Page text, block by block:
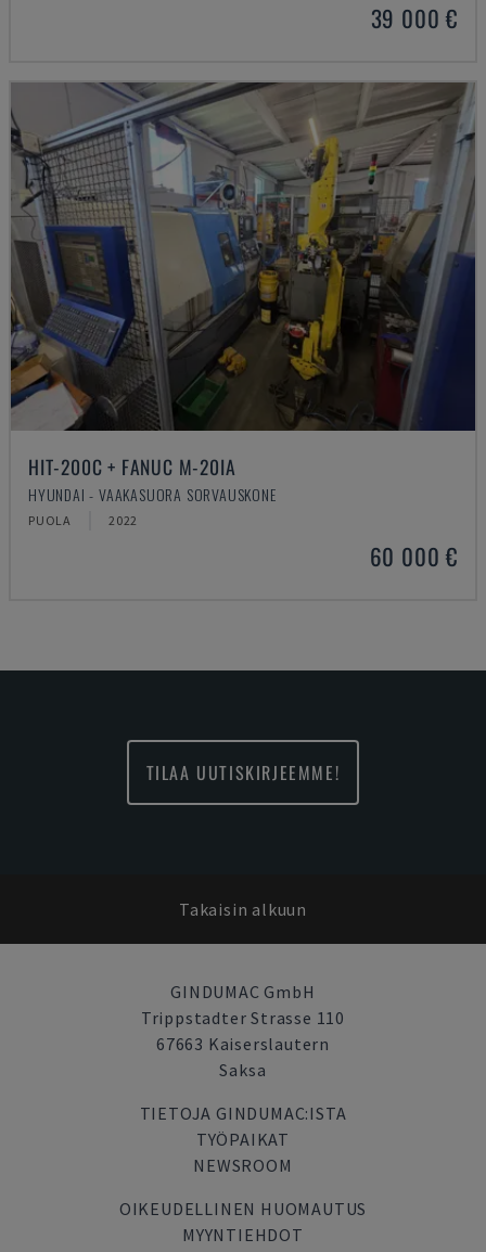
39 000 €
HIT-200C + FANUC M-20IA
HYUNDAI - VAAKASUORA SORVAUSKONE
PUOLA 2022
60 000 €
TILAA UUTISKIRJEEMME!
Takaisin alkuun
GINDUMAC GmbH
Trippstadter Strasse 110
67663 Kaiserslautern
Saksa
TIETOJA GINDUMAC:ISTA
TYÖPAIKAT
NEWSROOM
OIKEUDELLINEN HUOMAUTUS
MYYNTIEHDOT